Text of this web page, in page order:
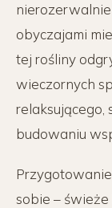
obyczajami
tej rośliny
wieczornych
relaksującego,
budowaniu
sobie – świeże